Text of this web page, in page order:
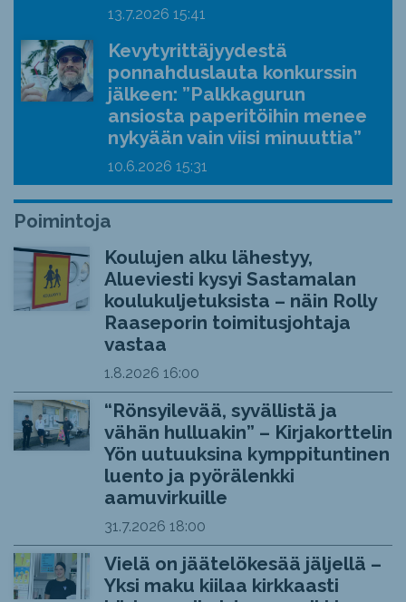
13.7.2026 15:41
Kevytyrittäjyydestä
ponnahduslauta konkurssin
jälkeen: ”Palkkagurun
ansiosta paperitöihin menee
nykyään vain viisi minuuttia”
10.6.2026 15:31
Poimintoja
Koulujen alku lähestyy,
Alueviesti kysyi Sastamalan
koulukuljetuksista – näin Rolly
Raaseporin toimitusjohtaja
vastaa
1.8.2026 16:00
“Rönsyilevää, syvällistä ja
vähän hulluakin” – Kirjakorttelin
Yön uutuuksina kymppituntinen
luento ja pyörälenkki
aamuvirkuille
31.7.2026 18:00
Vielä on jäätelökesää jäljellä –
Yksi maku kiilaa kirkkaasti